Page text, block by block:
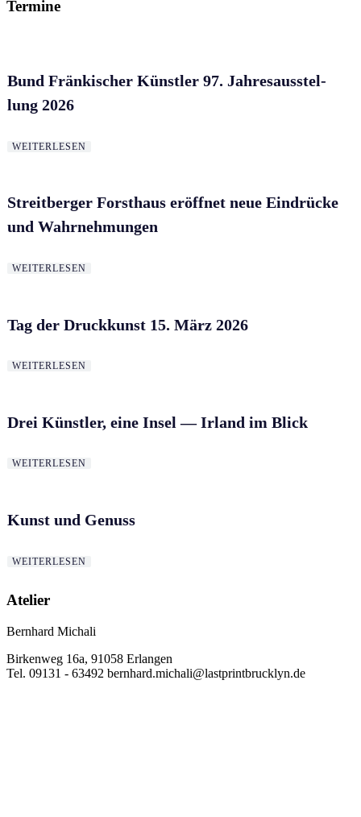
Termine
Bund Frän­ki­scher Künst­ler 97. Jah­res­aus­stel­
lung 2026
WEITERLESEN
Streit­ber­ger Forst­haus eröff­net neue Ein­drü­cke
und Wahrnehmungen
WEITERLESEN
Tag der Druck­kunst 15. März 2026
WEITERLESEN
Drei Künst­ler, eine Insel — Irland im Blick
WEITERLESEN
Kunst und Genuss
WEITERLESEN
Atelier
Bernhard Michali
Birkenweg 16a, 91058 Erlangen
Tel. 09131 - 63492 bernhard.michali@lastprintbrucklyn.de